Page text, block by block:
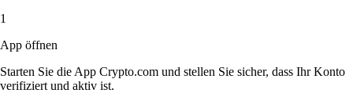
1
App öffnen
Starten Sie die App Crypto.com und stellen Sie sicher, dass Ihr Konto
verifiziert und aktiv ist.